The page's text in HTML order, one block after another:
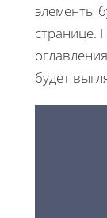
элементы
странице.
будет